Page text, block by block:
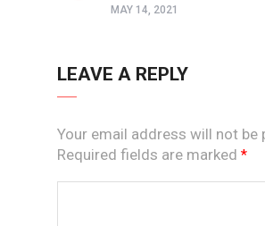
MAY 14, 2021
LEAVE A REPLY
Your email address will not be
Required fields are marked *